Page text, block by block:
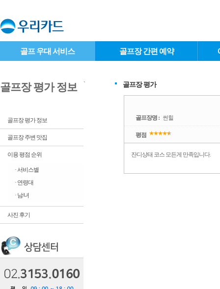
골프 우대 서비스 골프장 간편 예약
골프장 평가 정보
골프장 평가 정보
골프장 주변 맛집
이용 평점 순위
· 서비스별
· 연령대
· 남/녀
사진 후기
` 골프장 평가
골프장명 : 썬힐
평점
잔디상태 코스 모든게 만족입니다.